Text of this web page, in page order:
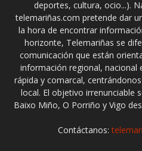
deportes, cultura, ocio...).
telemariñas.com pretende dar
la hora de encontrar
horizonte, Telemariñas se
comunicación que están
información regional, nacional
rápida y comarcal,
local. El objetivo irrenunciable
Baixo Miño, O Porriño y Vigo
Contáctanos: